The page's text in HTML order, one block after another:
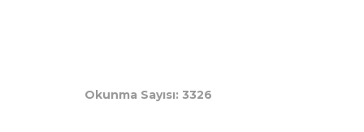
Okunma Sayısı: 3326